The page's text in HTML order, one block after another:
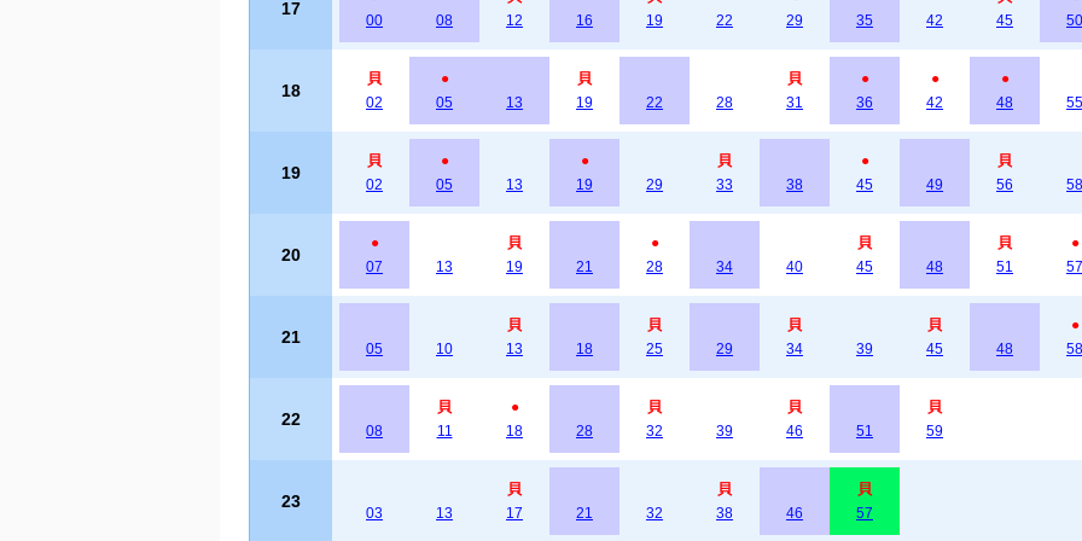
17
00
08
12
16
19
22
29
35 42
45
50
18
貝
02
●
05
13
貝
19
22 28
貝
31
●
36
●
42
●
48
55
19
貝
02
●
05
13
●
19
29
貝
33
38
●
45
49
貝
56
58
20
●
07
13
貝
19
21
●
28
34 40
貝
45
48
貝
51
●
57
21
05 10
貝
13
18
貝
25
29
貝
34
39
貝
45
48
●
58
22
08
貝
11
●
18
28
貝
32
39
貝
46
51
貝
59
23
03 13
貝
17
21 32
貝
38
46
貝
57